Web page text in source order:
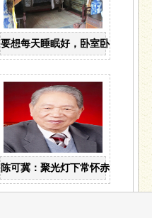
要想每天睡眠好，卧室卧具有讲究
陈可冀：聚光灯下常怀赤子之心